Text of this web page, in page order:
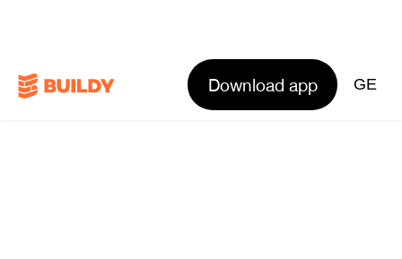
Download app GE